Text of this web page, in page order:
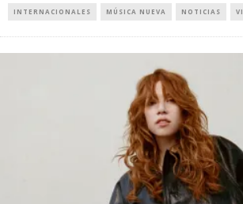
INTERNACIONALES MÚSICA NUEVA NOTICIAS